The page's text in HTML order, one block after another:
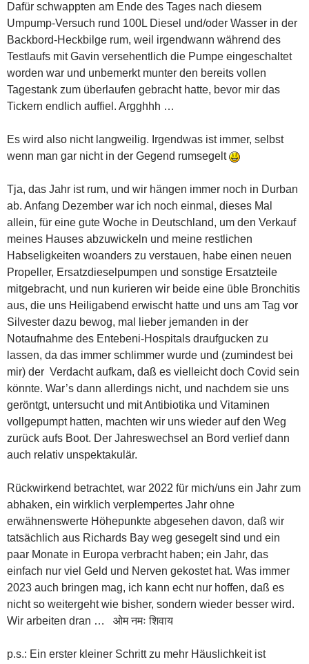
Dafür schwappten am Ende des Tages nach diesem
Umpump-Versuch rund 100L Diesel und/oder Wasser in der
Backbord-Heckbilge rum, weil irgendwann während des
Testlaufs mit Gavin versehentlich die Pumpe eingeschaltet
worden war und unbemerkt munter den bereits vollen
Tagestank zum überlaufen gebracht hatte, bevor mir das
Tickern endlich auffiel. Argghhh …
Es wird also nicht langweilig. Irgendwas ist immer, selbst
wenn man gar nicht in der Gegend rumsegelt
Tja, das Jahr ist rum, und wir hängen immer noch in Durban
ab. Anfang Dezember war ich noch einmal, dieses Mal
allein, für eine gute Woche in Deutschland, um den Verkauf
meines Hauses abzuwickeln und meine restlichen
Habseligkeiten woanders zu verstauen, habe einen neuen
Propeller, Ersatzdieselpumpen und sonstige Ersatzteile
mitgebracht, und nun kurieren wir beide eine üble Bronchitis
aus, die uns Heiligabend erwischt hatte und uns am Tag vor
Silvester dazu bewog, mal lieber jemanden in der
Notaufnahme des Entebeni-Hospitals draufgucken zu
lassen, da das immer schlimmer wurde und (zumindest bei
mir) der Verdacht aufkam, daß es vielleicht doch Covid sein
könnte. War’s dann allerdings nicht, und nachdem sie uns
geröntgt, untersucht und mit Antibiotika und Vitaminen
vollgepumpt hatten, machten wir uns wieder auf den Weg
zurück aufs Boot. Der Jahreswechsel an Bord verlief dann
auch relativ unspektakulär.
Rückwirkend betrachtet, war 2022 für mich/uns ein Jahr zum
abhaken, ein wirklich verplempertes Jahr ohne
erwähnenswerte Höhepunkte abgesehen davon, daß wir
tatsächlich aus Richards Bay weg gesegelt sind und ein
paar Monate in Europa verbracht haben; ein Jahr, das
einfach nur viel Geld und Nerven gekostet hat. Was immer
2023 auch bringen mag, ich kann echt nur hoffen, daß es
nicht so weitergeht wie bisher, sondern wieder besser wird.
Wir arbeiten dran … ओम नमः शिवाय
p.s.: Ein erster kleiner Schritt zu mehr Häuslichkeit ist